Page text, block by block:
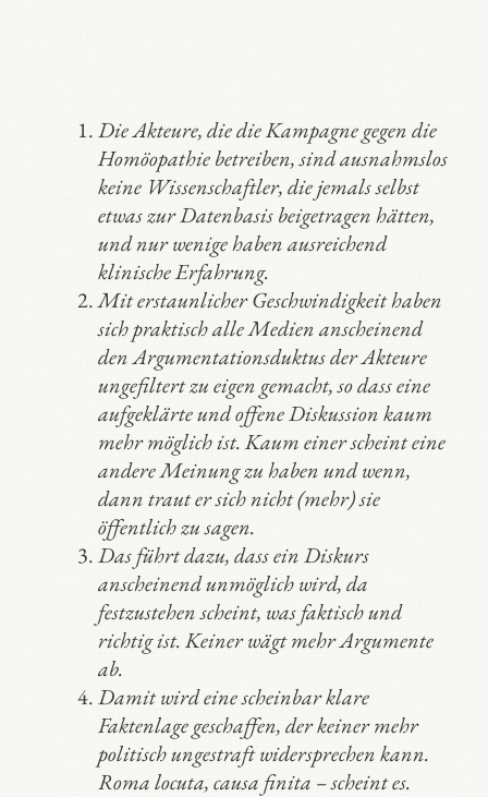
Die Akteure, die die Kampagne gegen die
Homöopathie betreiben, sind ausnahmslos
keine Wissenschaftler, die jemals selbst
etwas zur Datenbasis beigetragen hätten,
und nur wenige haben ausreichend
klinische Erfahrung.
Mit erstaunlicher Geschwindigkeit haben
sich praktisch alle Medien anscheinend
den Argumentationsduktus der Akteure
ungefiltert zu eigen gemacht, so dass eine
aufgeklärte und offene Diskussion kaum
mehr möglich ist. Kaum einer scheint eine
andere Meinung zu haben und wenn,
dann traut er sich nicht (mehr) sie
öffentlich zu sagen.
Das führt dazu, dass ein Diskurs
anscheinend unmöglich wird, da
festzustehen scheint, was faktisch und
richtig ist. Keiner wägt mehr Argumente
ab.
Damit wird eine scheinbar klare
Faktenlage geschaffen, der keiner mehr
politisch ungestraft widersprechen kann.
Roma locuta, causa finita – scheint es.